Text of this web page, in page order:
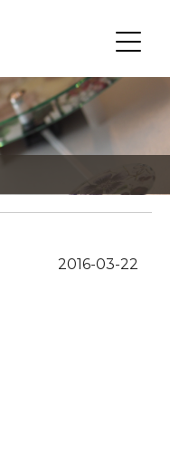
2016-03-22